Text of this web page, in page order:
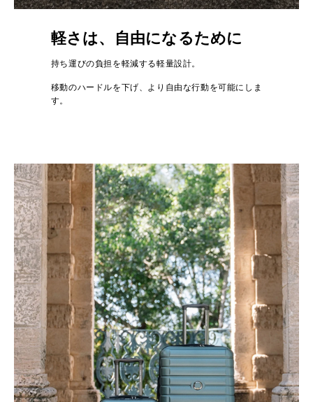
軽さは、自由になるために
持ち運びの負担を軽減する軽量設計。
移動のハードルを下げ、より自由な行動を可能にしま
す。